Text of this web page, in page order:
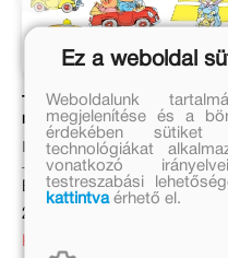
Tesz-Vesz város - Légy
nevelt!
Richard Scarry
Eredeti ár:
2 499 Ft
Ez a weboldal
Weboldalunk
megjelenítése és a
érdekében sütiket
technológiákat
vonatkozó
testreszabási
kattintvaérhető el.